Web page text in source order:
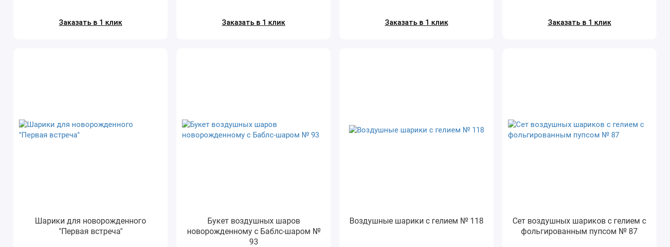
Заказать в 1 клик Заказать в 1 клик Заказать в 1 клик Заказать в 1 клик
Шарики для новорожденного
"Первая встреча"
Букет воздушных шаров
новорожденному с Баблс-шаром №
93
Воздушные шарики с гелием № 118
Сет воздушных шариков с гелием с
фольгированным пупсом № 87